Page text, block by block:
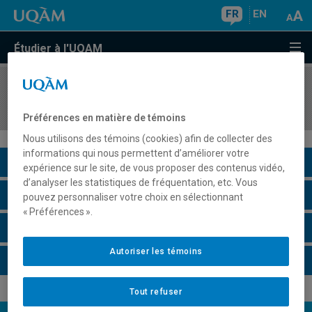
FR EN
Étudier à l'UQAM
COURS//
Description du cours
Horaire - Été 2026
Préférences en matière de témoins
Nous utilisons des témoins (cookies) afin de collecter des
informations qui nous permettent d’améliorer votre
expérience sur le site, de vous proposer des contenus vidéo,
d’analyser les statistiques de fréquentation, etc. Vous
pouvez personnaliser votre choix en sélectionnant
« Préférences ».
Tout refuser
Autoriser les témoins